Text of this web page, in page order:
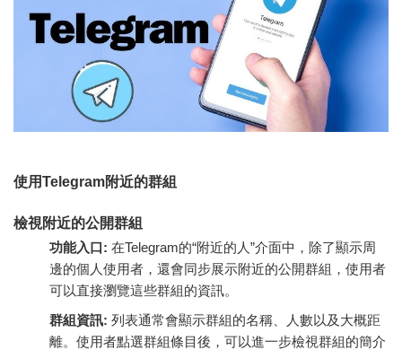
使用Telegram附近的群組
檢視附近的公開群組
功能入口: 在Telegram的“附近的人”介面中，除了顯示周
邊的個人使用者，還會同步展示附近的公開群組，使用者
可以直接瀏覽這些群組的資訊。
群組資訊: 列表通常會顯示群組的名稱、人數以及大概距
離。使用者點選群組條目後，可以進一步檢視群組的簡介